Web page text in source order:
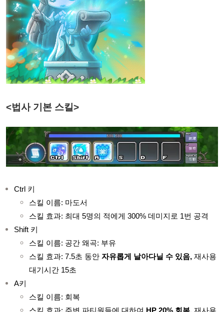
<법사 기본 스킬>
Ctrl 키
스킬 이름: 마도서
스킬 효과: 최대 5명의 적에게 300% 데미지로 1번 공격
Shift 키
스킬 이름: 공간 왜곡: 부유
스킬 효과: 7.5초 동안 자유롭게 날아다닐 수 있음, 재사용
대기시간 15초
A키
스킬 이름: 회복